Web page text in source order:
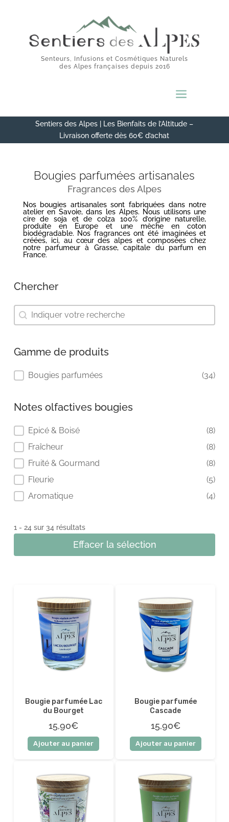
Senteurs, Infusions et Cosmétiques Naturels
des Alpes françaises depuis 2016
a
Sentiers des Alpes | Les Bienfaits de l’Altitude –
Livraison offerte dès 60€ d’achat
Bougies parfumées artisanales
Fragrances des Alpes
Nos bougies artisanales sont fabriquées dans notre
atelier en Savoie, dans les Alpes. Nous utilisons une
cire de soja et de colza 100% d’origine naturelle,
produite en Europe et une mèche en coton
biodégradable. Nos fragrances ont été imaginées et
créées, ici, au cœur des alpes et composées chez
notre parfumeur à Grasse, capitale du parfum en
France.
Chercher
Chercher
Chercher
Gamme de produits
Gamme de produits
Bougies parfumées (34)
Notes olfactives bougies
Notes olfactives bougies
Epicé & Boisé
(8)
Fraîcheur
(8)
Fruité & Gourmand
(8)
Fleurie
(5)
Aromatique
(4)
1 - 24 sur 34 résultats
Effacer la sélection
Bougie parfumée Lac
du Bourget
15,90€
Ajouter au panier
Bougie parfumée
Cascade
15,90€
Ajouter au panier